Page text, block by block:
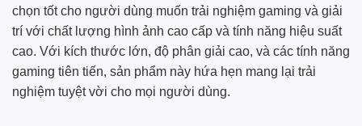
chọn tốt cho người dùng muốn trải nghiệm gaming và giải
trí với chất lượng hình ảnh cao cấp và tính năng hiệu suất
cao. Với kích thước lớn, độ phân giải cao, và các tính năng
gaming tiên tiến, sản phẩm này hứa hẹn mang lại trải
nghiệm tuyệt vời cho mọi người dùng.